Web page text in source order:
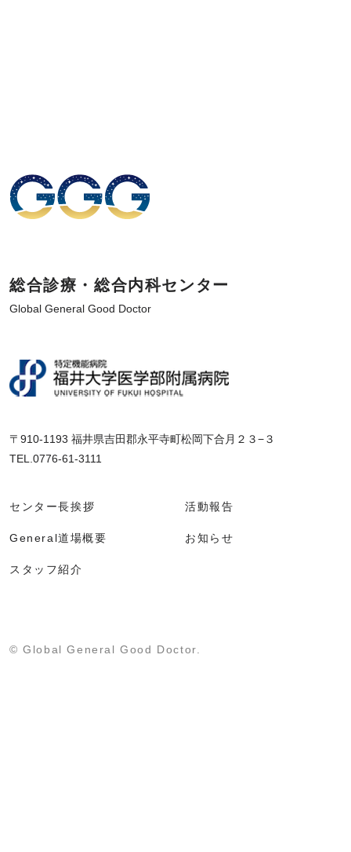
総合診療・総合内科センター
Global General Good Doctor
〒910-1193 福井県吉田郡永平寺町松岡下合月２３−３
TEL.0776-61-3111
センター長挨拶
General道場概要
スタッフ紹介
活動報告
お知らせ
© Global General Good Doctor.